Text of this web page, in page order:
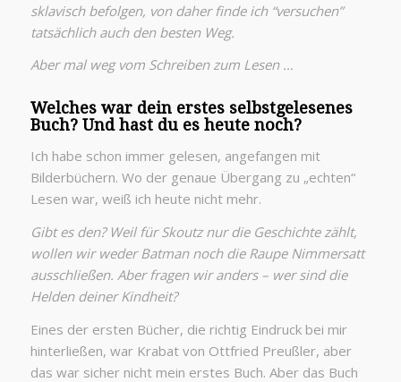
sklavisch befolgen, von daher finde ich “versuchen”
tatsächlich auch den besten Weg.
Aber mal weg vom Schreiben zum Lesen …
Welches war dein erstes selbstgelesenes
Buch? Und hast du es heute noch?
Ich habe schon immer gelesen, angefangen mit
Bilderbüchern. Wo der genaue Übergang zu „echten“
Lesen war, weiß ich heute nicht mehr.
Gibt es den? Weil für Skoutz nur die Geschichte zählt,
wollen wir weder Batman noch die Raupe Nimmersatt
ausschließen. Aber fragen wir anders – wer sind die
Helden deiner Kindheit?
Eines der ersten Bücher, die richtig Eindruck bei mir
hinterließen, war Krabat von Ottfried Preußler, aber
das war sicher nicht mein erstes Buch. Aber das Buch